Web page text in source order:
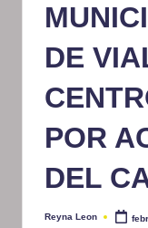
DE
POR
DEL
Publicado
Reyna Leon